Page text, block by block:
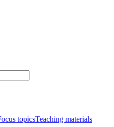
topicsTeaching materials